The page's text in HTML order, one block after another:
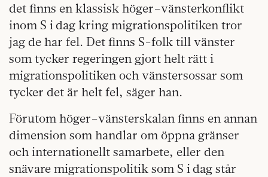
det finns en klassisk höger–vänsterkonflikt
inom S i dag kring migrationspolitiken tror
jag de har fel. Det finns S-folk till vänster
som tycker regeringen gjort helt rätt i
migrationspolitiken och vänstersossar som
tycker det är helt fel, säger han.
Förutom höger–vänsterskalan finns en annan
dimension som handlar om öppna gränser
och internationellt samarbete, eller den
snävare migrationspolitik som S i dag står